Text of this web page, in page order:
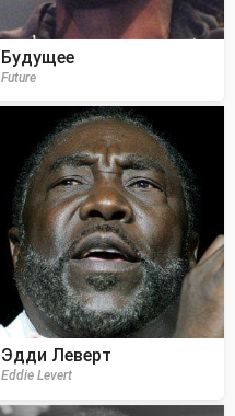
Будущее
Future
Эдди Леверт
Eddie Levert